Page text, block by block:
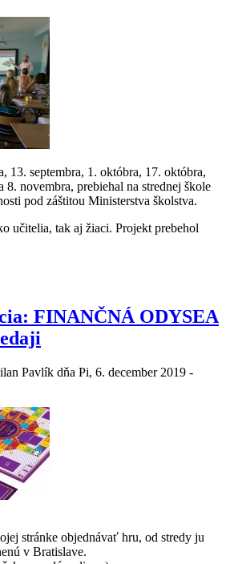
13. septembra, 1. októbra, 17. októbra,
8. novembra, prebiehal na strednej škole
pod záštitou Ministerstva školstva.
učitelia, tak aj žiaci. Projekt prebehol
FINANČNÁ ODYSEA
Pavlík dňa Pi, 6. december 2019 -
stránke objednávať hru, od stredy ju
v Bratislave.